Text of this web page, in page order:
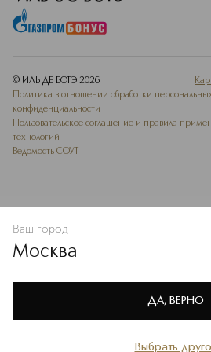
Политике конфиденциальности
В КОРЗИНУ
© ИЛЬ ДЕ БОТЭ 2026
Политика в отношении обработки
конфиденциальности
Пользовательское соглашение и правила
технологий
Ведомость СОУТ
Ваш город
Москва
Выбрать
ДА, ВЕРНО